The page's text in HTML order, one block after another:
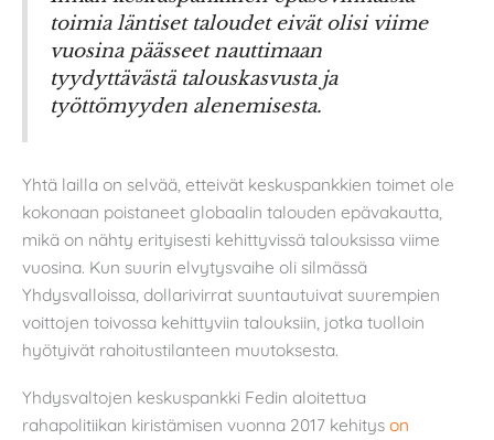
toimia läntiset taloudet eivät olisi viime
vuosina päässeet nauttimaan
tyydyttävästä talouskasvusta ja
työttömyyden alenemisesta.
Yhtä lailla on selvää, etteivät keskuspankkien toimet ole
kokonaan poistaneet globaalin talouden epävakautta,
mikä on nähty erityisesti kehittyvissä talouksissa viime
vuosina. Kun suurin elvytysvaihe oli silmässä
Yhdysvalloissa, dollarivirrat suuntautuivat suurempien
voittojen toivossa kehittyviin talouksiin, jotka tuolloin
hyötyivät rahoitustilanteen muutoksesta.
Yhdysvaltojen keskuspankki Fedin aloitettua
rahapolitiikan kiristämisen vuonna 2017 kehitys on